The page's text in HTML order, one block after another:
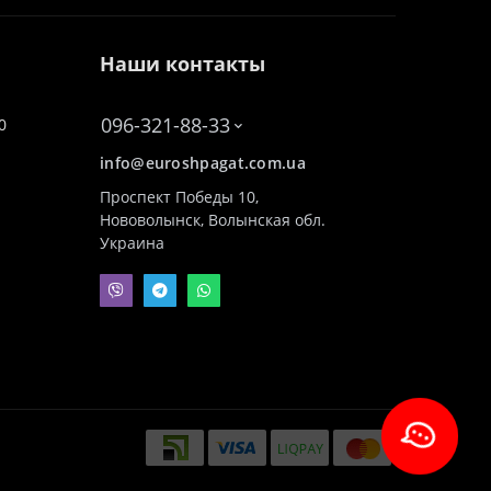
Наши контакты
096-321-88-33
info@euroshpagat.com.ua
Проспект Победы 10,
Нововолынск, Волынская обл.
Украина